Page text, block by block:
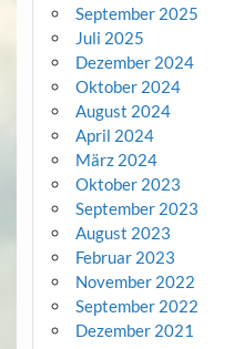
September 2025
Juli 2025
Dezember 2024
Oktober 2024
August 2024
April 2024
März 2024
Oktober 2023
September 2023
August 2023
Februar 2023
November 2022
September 2022
Dezember 2021